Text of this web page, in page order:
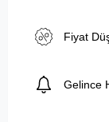
Fiyat
Gelince